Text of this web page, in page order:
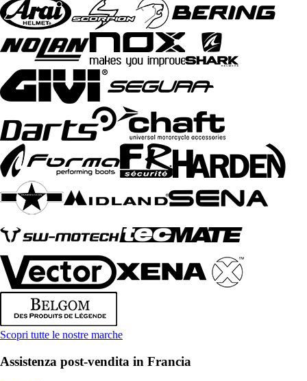
Scopri tutte le nostre marche
Assistenza post-vendita in Francia